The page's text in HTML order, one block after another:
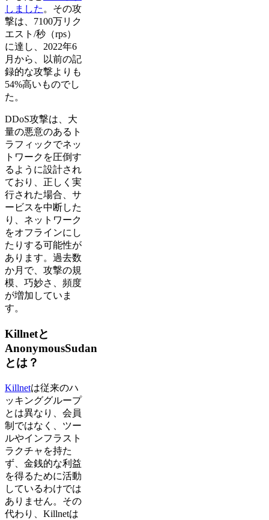
しました 。その攻
撃は、7100万リク
エスト/秒（rps）
に達し、2022年6
月から、以前の記
録的な攻撃よりも
54%高いものでし
た。
DDoS攻撃は、大
量の悪意のあるト
ラフィックでネッ
トワークを圧倒す
るように設計され
ており、正しく実
行された場合、サ
ービスを中断した
り、ネットワーク
をオフラインにし
たりする可能性が
あります。過去数
か月で、攻撃の規
模、巧妙さ、頻度
が増加していま
す。
Killnetと
AnonymousSudan
とは？
Killnetは従来のハ
ッキンググループ
とは異なり、会員
制ではなく、ツー
ルやインフラスト
ラクチャを持た
ず、金銭的な利益
を得るために活動
しているわけでは
ありません。その
代わり、Killnetは